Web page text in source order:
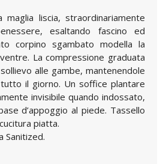
liscia, straordinariamente
esaltando fascino ed
corpino sgambato modella la
La compressione graduata
alle gambe, mantenendole
il giorno. Un soffice plantare
invisibile quando indossato,
d’appoggio al piede. Tassello
piatta.
Sanitized.